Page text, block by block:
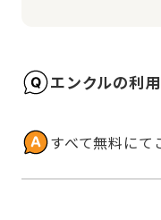
エンクルの利
すべて無料にて